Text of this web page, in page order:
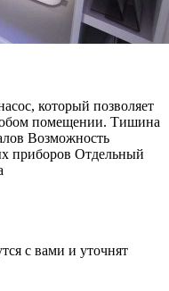
который позволяет
помещении. Тишина
Возможность
приборов Отдельный
с вами и уточнят